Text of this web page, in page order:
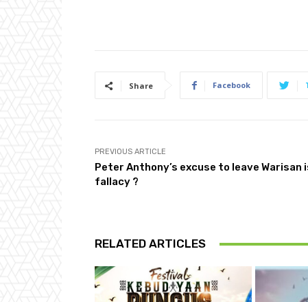
Share Facebook
PREVIOUS ARTICLE
Peter Anthony’s excuse to leave Warisan
fallacy ?
RELATED ARTICLES